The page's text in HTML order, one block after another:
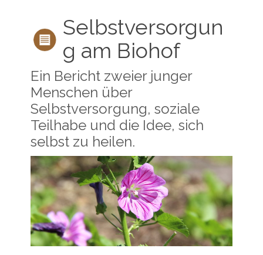
Selbstversorgun
g am Biohof
Ein Bericht zweier junger
Menschen über
Selbstversorgung, soziale
Teilhabe und die Idee, sich
selbst zu heilen.